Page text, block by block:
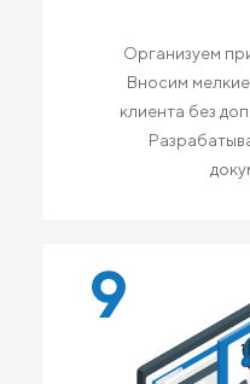
Организуем
Вносим
клиента без
9